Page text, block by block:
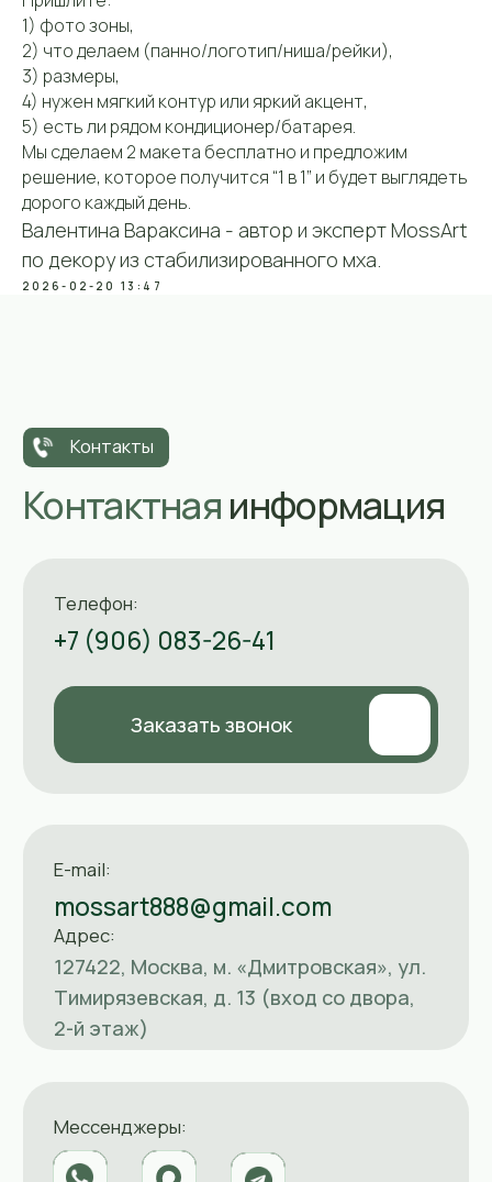
1) фото зоны,
2) что делаем (панно/логотип/ниша/рейки),
3) размеры,
4) нужен мягкий контур или яркий акцент,
5) есть ли рядом кондиционер/батарея.
Мы сделаем 2 макета бесплатно и предложим
решение, которое получится “1 в 1” и будет выглядеть
дорого каждый день.
Валентина Вараксина - автор и эксперт MossArt
по декору из стабилизированного мха.
2026-02-20 13:47
ИП Вараксина Валентина
Владимировна
ОГРНИП 319508100031803
ИНН 434585388811
Собрать свою картину
Политика конфиденциальности
Согласие на обработку данных
Политика cookie-файлов
© MOSSART 2018-2025